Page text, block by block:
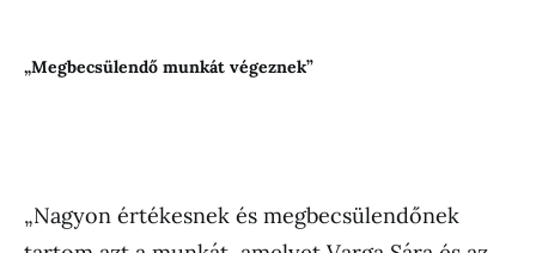
„Megbecsülendő munkát végeznek”
„Nagyon értékesnek és megbecsülendőnek